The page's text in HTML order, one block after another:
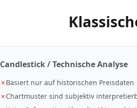
Candlestick / Technische Analyse
✗Basiert nur auf historischen Preisdaten
✗Chartmuster sind subjektiv